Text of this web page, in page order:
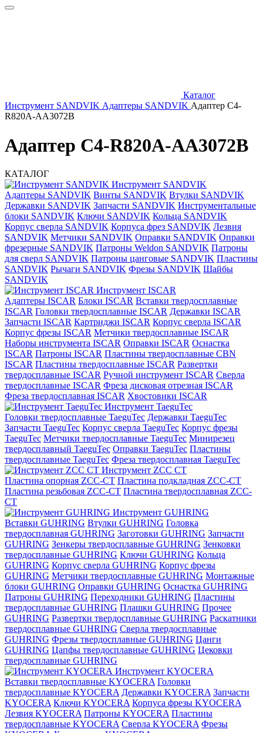
Каталог
Инструмент SANDVIK Адаптеры SANDVIK Адаптер C4-
R820A-AA3072B
Адаптер C4-R820A-AA3072B
КАТАЛОГ
Инструмент SANDVIK
Адаптеры SANDVIK Винты SANDVIK Втулки SANDVIK
Державки SANDVIK Запчасти SANDVIK Инструментальные
блоки SANDVIK Ключи SANDVIK Кольца SANDVIK
Корпус сверла SANDVIK Корпуса фрез SANDVIK Лезвия
SANDVIK Метчики SANDVIK Оправки SANDVIK Оправки
фрезерные SANDVIK Патроны Weldon SANDVIK Патроны
для сверл SANDVIK Патроны цанговые SANDVIK Пластины
SANDVIK Рычаги SANDVIK Фрезы SANDVIK Шайбы
SANDVIK
Инструмент ISCAR
Адаптеры ISCAR Блоки ISCAR Вставки твердосплавные
ISCAR Головки твердосплавные ISCAR Державки ISCAR
Запчасти ISCAR Картриджи ISCAR Корпус сверла ISCAR
Корпус фрезы ISCAR Метчики твердосплавные ISCAR
Наборы инструмента ISCAR Оправки ISCAR Оснастка
ISCAR Патроны ISCAR Пластины твердосплавные CBN
ISCAR Пластины твердосплавные ISCAR Развертки
твердосплавные ISCAR Ручной инструмент ISCAR Сверла
твердосплавные ISCAR Фреза дисковая отрезная ISCAR
Фреза твердосплавная ISCAR Хвостовики ISCAR
Инструмент TaeguTec
Головки твердосплавные TaeguTec Державки TaeguTec
Запчасти TaeguTec Корпус сверла TaeguTec Корпус фрезы
TaeguTec Метчики твердосплавные TaeguTec Минирезец
твердосплавный TaeguTec Оправки TaeguTec Пластины
твердосплавные TaeguTec Фреза твердосплавная TaeguTec
Инструмент ZCС CT
Пластина опорная ZCC-CT Пластина подкладная ZCC-CT
Пластина резьбовая ZCC-CT Пластина твердосплавная ZCC-
CT
Инструмент GUHRING
Вставки GUHRING Втулки GUHRING Головка
твердосплавная GUHRING Заготовки GUHRING Запчасти
GUHRING Зенкеры твердосплавные GUHRING Зенковки
твердосплавные GUHRING Ключи GUHRING Кольца
GUHRING Корпус сверла GUHRING Корпус фрезы
GUHRING Метчики твердосплавные GUHRING Монтажные
блоки GUHRING Оправки GUHRING Оснастка GUHRING
Патроны GUHRING Переходники GUHRING Пластины
твердосплавные GUHRING Плашки GUHRING Прочее
GUHRING Развертки твердосплавные GUHRING Раскатники
твердосплавные GUHRING Сверла твердосплавные
GUHRING Фрезы твердосплавные GUHRING Цанги
GUHRING Цапфы твердосплавные GUHRING Цековки
твердосплавные GUHRING
Инструмент KYOCERA
Вставки твердосплавные KYOCERA Головки
твердосплавные KYOCERA Державки KYOCERA Запчасти
KYOCERA Ключи KYOCERA Корпуса фрезы KYOCERA
Лезвия KYOCERA Патроны KYOCERA Пластины
твердосплавные KYOCERA Сверла KYOCERA Фрезы